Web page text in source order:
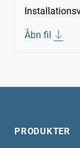
Åbn fil
PRODUKTER